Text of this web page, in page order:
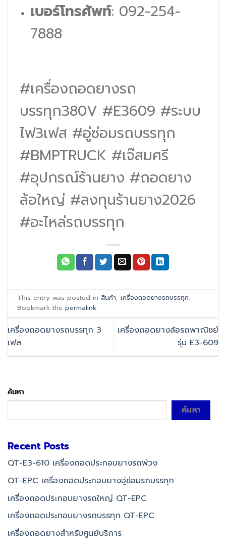
เบอร์โทรศัพท์: 092-254-
7888
#เครื่องถอดยางรถ
บรรทุก380V #E3609 #ระบบ
ไฟ3เฟส #อู่ซ่อมรถบรรทุก
#BMPTRUCK #เจ๊สมศรี
#อุปกรณ์ร้านยาง #ถอดยาง
ล้อใหญ่ #ลงทุนร้านยาง2026
#อะไหล่รถบรรทุก
This entry was posted inสินค้า,เครื่องถอดยางรถบรรทุก.
Bookmark thepermalink.
เครื่องถอดยางรถบรรทุก 3
เฟส
เครื่องถอดยางล้อรถพาณิชย์
รุ่น E3-609
ค้นหา
ค้นหา
Recent Posts
QT-E3-610 เครื่องถอดประกอบยางรถพ่วง
QT-EPC เครื่องถอดประกอบยางอู่ซ่อมรถบรรทุก
เครื่องถอดประกอบยางรถใหญ่ QT-EPC
เครื่องถอดประกอบยางรถบรรทุก QT-EPC
เครื่องถอดยางสำหรับศูนย์บริการ